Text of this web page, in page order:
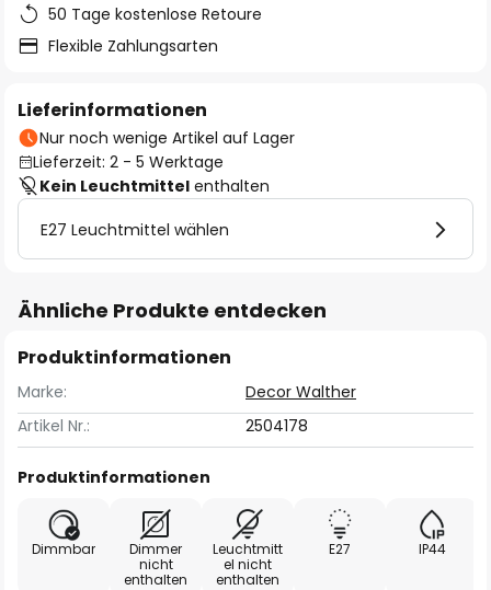
50 Tage kostenlose Retoure
Flexible Zahlungsarten
Lieferinformationen
Nur noch wenige Artikel auf Lager
Lieferzeit: 2 - 5 Werktage
Kein Leuchtmittel enthalten
E27 Leuchtmittel wählen
Ähnliche Produkte entdecken
Produktinformationen
Marke:
Decor Walther
Artikel Nr.:
2504178
Produktinformationen
Dimmbar
Dimmer
nicht
enthalten
Leuchtmitt
el nicht
enthalten
E27 IP44